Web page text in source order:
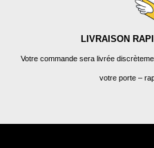
LIVRAISON
Votre commande sera livrée
votre porte –